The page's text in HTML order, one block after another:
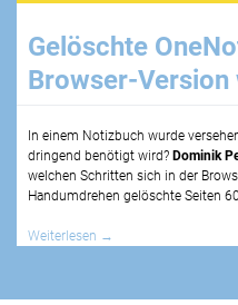
Gelöschte
Browser-
In einem Notizbuch wurde
dringend benötigt wird? Dominik
welchen Schritten sich in der
Handumdrehen gelöschte Seiten
Weiterlesen →